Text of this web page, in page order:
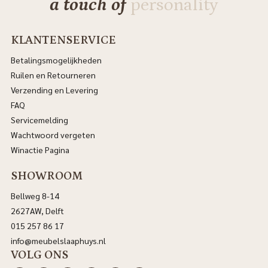
a touch ofpersonality
KLANTENSERVICE
Betalingsmogelijkheden
Ruilen en Retourneren
Verzending en Levering
FAQ
Servicemelding
Wachtwoord vergeten
Winactie Pagina
SHOWROOM
Bellweg 8-14
2627AW, Delft
015 257 86 17
info@meubelslaaphuys.nl
VOLG ONS